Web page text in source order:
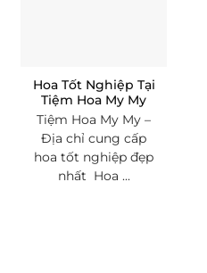
Hoa Tốt Nghiệp Tại
Tiệm Hoa My My
Tiệm Hoa My My –
Địa chỉ cung cấp
hoa tốt nghiệp đẹp
nhất Hoa ...